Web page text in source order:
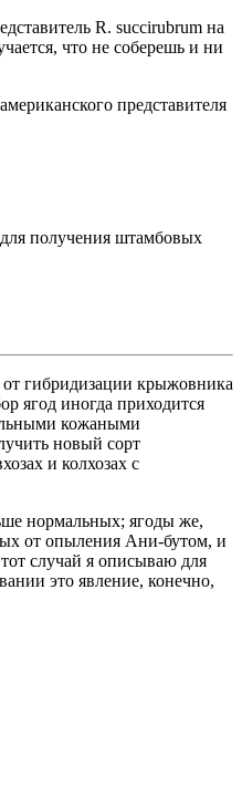
R. succirubrum на
что не соберешь и ни
представителя
получения штамбовых
гибридизации крыжовника
ягод иногда приходится
кожаными
новый сорт
и колхозах с
нормальных; ягоды же,
от опыления Ани-бутом, и
случай я описываю для
это явление, конечно,